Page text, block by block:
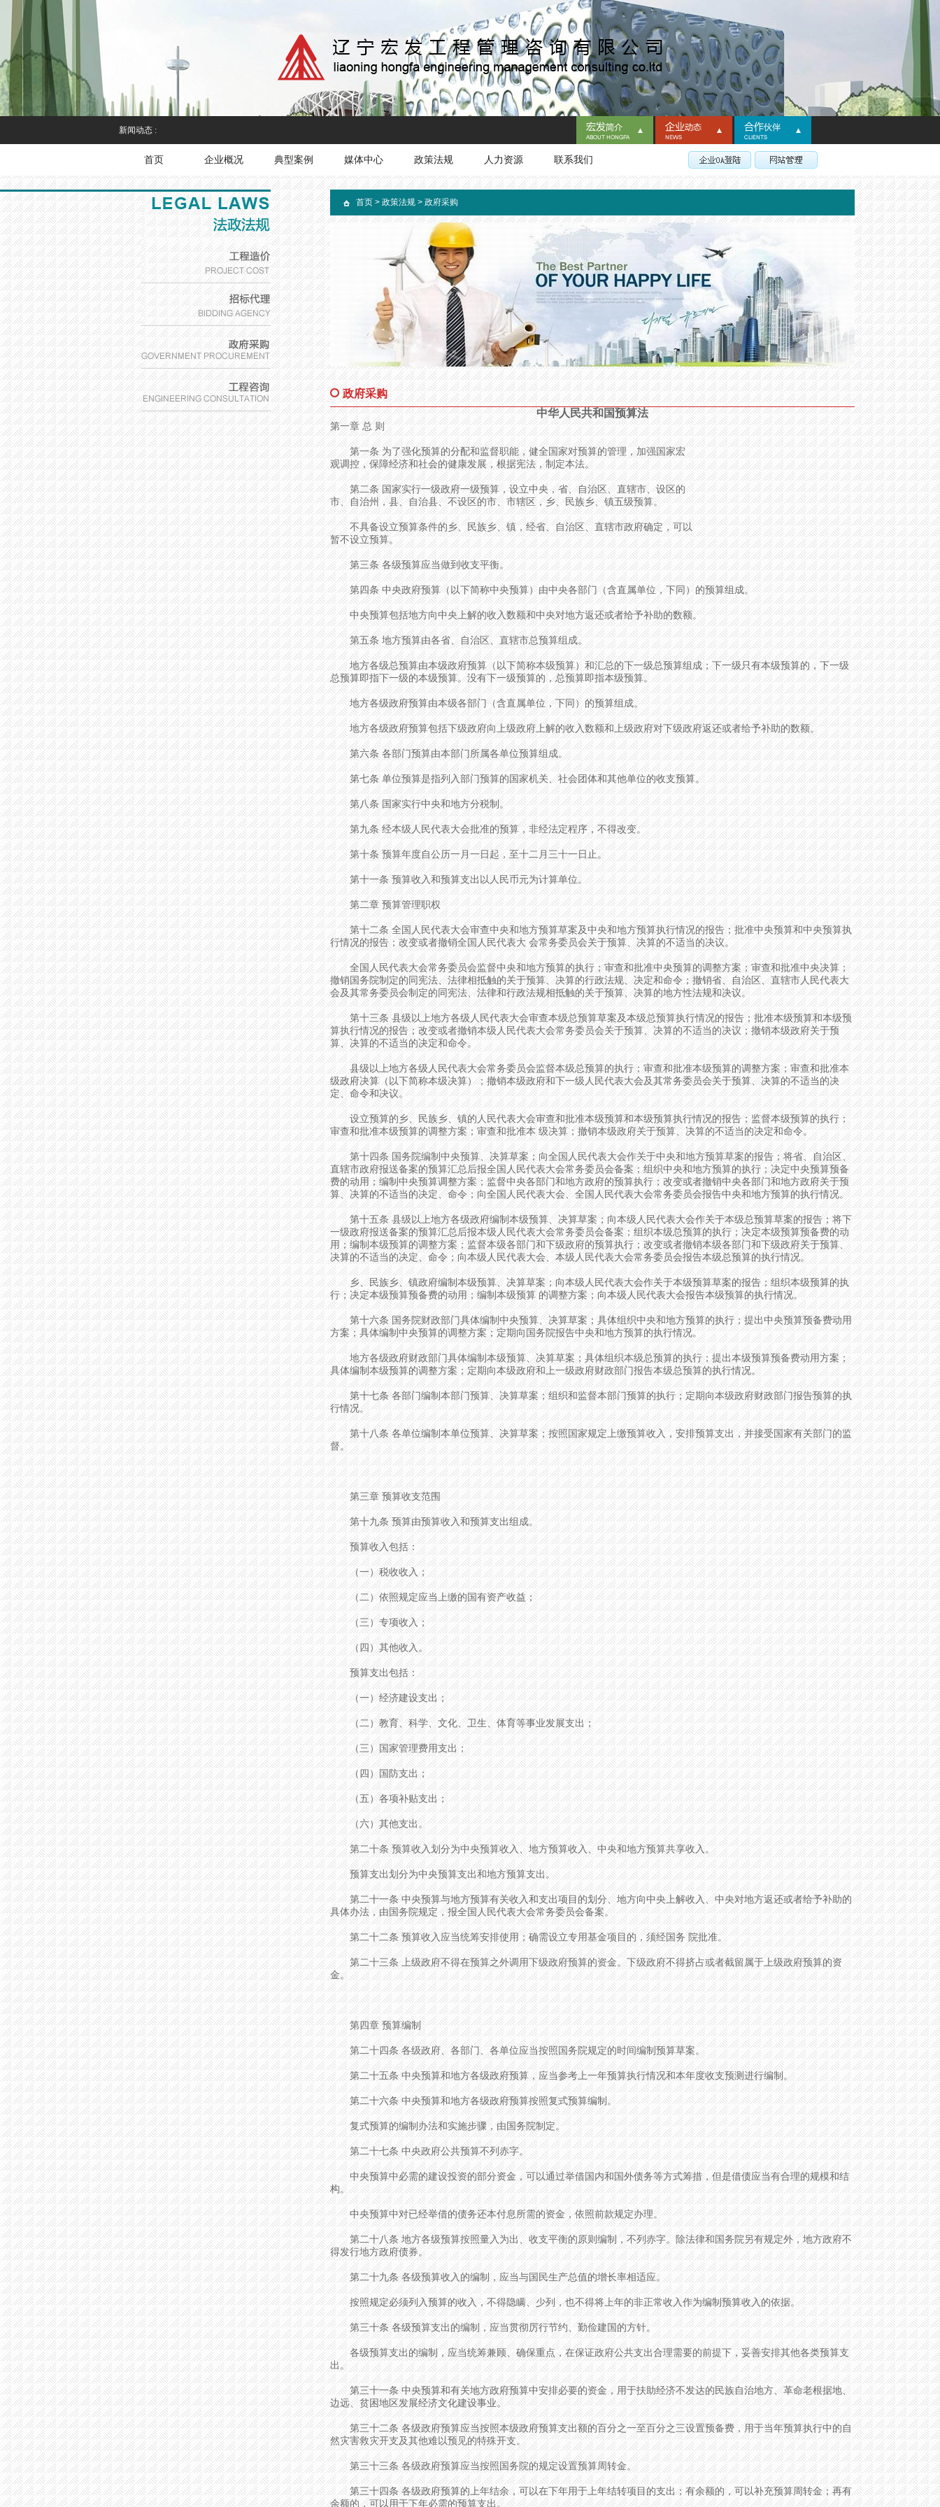
新闻动态 :
首页 企业概况 典型案例 媒体中心 政策法规 人力资源 联系我们
首页 > 政策法规 > 政府采购
政府采购
中华人民共和国预算法
第一章 总 则
第一条 为了强化预算的分配和监督职能，健全国家对预算的管理，加强国家宏
观调控，保障经济和社会的健康发展，根据宪法，制定本法。
第二条 国家实行一级政府一级预算，设立中央，省、自治区、直辖市、设区的
市、自治州，县、自治县、不设区的市、市辖区，乡、民族乡、镇五级预算。
不具备设立预算条件的乡、民族乡、镇，经省、自治区、直辖市政府确定，可以
暂不设立预算。
第三条 各级预算应当做到收支平衡。
第四条 中央政府预算（以下简称中央预算）由中央各部门（含直属单位，下同）的预算组成。
中央预算包括地方向中央上解的收入数额和中央对地方返还或者给予补助的数额。
第五条 地方预算由各省、自治区、直辖市总预算组成。
地方各级总预算由本级政府预算（以下简称本级预算）和汇总的下一级总预算组成；下一级只有本级预算的，下一级
总预算即指下一级的本级预算。没有下一级预算的，总预算即指本级预算。
地方各级政府预算由本级各部门（含直属单位，下同）的预算组成。
地方各级政府预算包括下级政府向上级政府上解的收入数额和上级政府对下级政府返还或者给予补助的数额。
第六条 各部门预算由本部门所属各单位预算组成。
第七条 单位预算是指列入部门预算的国家机关、社会团体和其他单位的收支预算。
第八条 国家实行中央和地方分税制。
第九条 经本级人民代表大会批准的预算，非经法定程序，不得改变。
第十条 预算年度自公历一月一日起，至十二月三十一日止。
第十一条 预算收入和预算支出以人民币元为计算单位。
第二章 预算管理职权
第十二条 全国人民代表大会审查中央和地方预算草案及中央和地方预算执行情况的报告；批准中央预算和中央预算执
行情况的报告；改变或者撤销全国人民代表大 会常务委员会关于预算、决算的不适当的决议。
全国人民代表大会常务委员会监督中央和地方预算的执行；审查和批准中央预算的调整方案；审查和批准中央决算；
撤销国务院制定的同宪法、法律相抵触的关于预算、决算的行政法规、决定和命令；撤销省、自治区、直辖市人民代表大
会及其常务委员会制定的同宪法、法律和行政法规相抵触的关于预算、决算的地方性法规和决议。
第十三条 县级以上地方各级人民代表大会审查本级总预算草案及本级总预算执行情况的报告；批准本级预算和本级预
算执行情况的报告；改变或者撤销本级人民代表大会常务委员会关于预算、决算的不适当的决议；撤销本级政府关于预
算、决算的不适当的决定和命令。
县级以上地方各级人民代表大会常务委员会监督本级总预算的执行；审查和批准本级预算的调整方案；审查和批准本
级政府决算（以下简称本级决算）；撤销本级政府和下一级人民代表大会及其常务委员会关于预算、决算的不适当的决
定、命令和决议。
设立预算的乡、民族乡、镇的人民代表大会审查和批准本级预算和本级预算执行情况的报告；监督本级预算的执行；
审查和批准本级预算的调整方案；审查和批准本 级决算；撤销本级政府关于预算、决算的不适当的决定和命令。
第十四条 国务院编制中央预算、决算草案；向全国人民代表大会作关于中央和地方预算草案的报告；将省、自治区、
直辖市政府报送备案的预算汇总后报全国人民代表大会常务委员会备案；组织中央和地方预算的执行；决定中央预算预备
费的动用；编制中央预算调整方案；监督中央各部门和地方政府的预算执行；改变或者撤销中央各部门和地方政府关于预
算、决算的不适当的决定、命令；向全国人民代表大会、全国人民代表大会常务委员会报告中央和地方预算的执行情况。
第十五条 县级以上地方各级政府编制本级预算、决算草案；向本级人民代表大会作关于本级总预算草案的报告；将下
一级政府报送备案的预算汇总后报本级人民代表大会常务委员会备案；组织本级总预算的执行；决定本级预算预备费的动
用；编制本级预算的调整方案；监督本级各部门和下级政府的预算执行；改变或者撤销本级各部门和下级政府关于预算、
决算的不适当的决定、命令；向本级人民代表大会、本级人民代表大会常务委员会报告本级总预算的执行情况。
乡、民族乡、镇政府编制本级预算、决算草案；向本级人民代表大会作关于本级预算草案的报告；组织本级预算的执
行；决定本级预算预备费的动用；编制本级预算 的调整方案；向本级人民代表大会报告本级预算的执行情况。
第十六条 国务院财政部门具体编制中央预算、决算草案；具体组织中央和地方预算的执行；提出中央预算预备费动用
方案；具体编制中央预算的调整方案；定期向国务院报告中央和地方预算的执行情况。
地方各级政府财政部门具体编制本级预算、决算草案；具体组织本级总预算的执行；提出本级预算预备费动用方案；
具体编制本级预算的调整方案；定期向本级政府和上一级政府财政部门报告本级总预算的执行情况。
第十七条 各部门编制本部门预算、决算草案；组织和监督本部门预算的执行；定期向本级政府财政部门报告预算的执
行情况。
第十八条 各单位编制本单位预算、决算草案；按照国家规定上缴预算收入，安排预算支出，并接受国家有关部门的监
督。
第三章 预算收支范围
第十九条 预算由预算收入和预算支出组成。
预算收入包括：
（一）税收收入；
（二）依照规定应当上缴的国有资产收益；
（三）专项收入；
（四）其他收入。
预算支出包括：
（一）经济建设支出；
（二）教育、科学、文化、卫生、体育等事业发展支出；
（三）国家管理费用支出；
（四）国防支出；
（五）各项补贴支出；
（六）其他支出。
第二十条 预算收入划分为中央预算收入、地方预算收入、中央和地方预算共享收入。
预算支出划分为中央预算支出和地方预算支出。
第二十一条 中央预算与地方预算有关收入和支出项目的划分、地方向中央上解收入、中央对地方返还或者给予补助的
具体办法，由国务院规定，报全国人民代表大会常务委员会备案。
第二十二条 预算收入应当统筹安排使用；确需设立专用基金项目的，须经国务 院批准。
第二十三条 上级政府不得在预算之外调用下级政府预算的资金。下级政府不得挤占或者截留属于上级政府预算的资
金。
第四章 预算编制
第二十四条 各级政府、各部门、各单位应当按照国务院规定的时间编制预算草案。
第二十五条 中央预算和地方各级政府预算，应当参考上一年预算执行情况和本年度收支预测进行编制。
第二十六条 中央预算和地方各级政府预算按照复式预算编制。
复式预算的编制办法和实施步骤，由国务院制定。
第二十七条 中央政府公共预算不列赤字。
中央预算中必需的建设投资的部分资金，可以通过举借国内和国外债务等方式筹措，但是借债应当有合理的规模和结
构。
中央预算中对已经举借的债务还本付息所需的资金，依照前款规定办理。
第二十八条 地方各级预算按照量入为出、收支平衡的原则编制，不列赤字。除法律和国务院另有规定外，地方政府不
得发行地方政府债券。
第二十九条 各级预算收入的编制，应当与国民生产总值的增长率相适应。
按照规定必须列入预算的收入，不得隐瞒、少列，也不得将上年的非正常收入作为编制预算收入的依据。
第三十条 各级预算支出的编制，应当贯彻厉行节约、勤俭建国的方针。
各级预算支出的编制，应当统筹兼顾、确保重点，在保证政府公共支出合理需要的前提下，妥善安排其他各类预算支
出。
第三十一条 中央预算和有关地方政府预算中安排必要的资金，用于扶助经济不发达的民族自治地方、革命老根据地、
边远、贫困地区发展经济文化建设事业。
第三十二条 各级政府预算应当按照本级政府预算支出额的百分之一至百分之三设置预备费，用于当年预算执行中的自
然灾害救灾开支及其他难以预见的特殊开支。
第三十三条 各级政府预算应当按照国务院的规定设置预算周转金。
第三十四条 各级政府预算的上年结余，可以在下年用于上年结转项目的支出；有余额的，可以补充预算周转金；再有
余额的，可以用于下年必需的预算支出。